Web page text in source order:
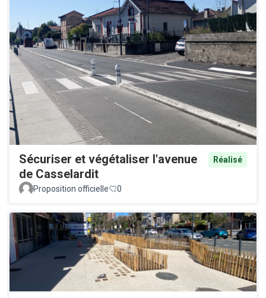
Sécuriser et végétaliser l'avenue
de Casselardit
Réalisé
Proposition officielle 0